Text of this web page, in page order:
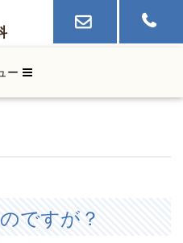
ー
ですが？